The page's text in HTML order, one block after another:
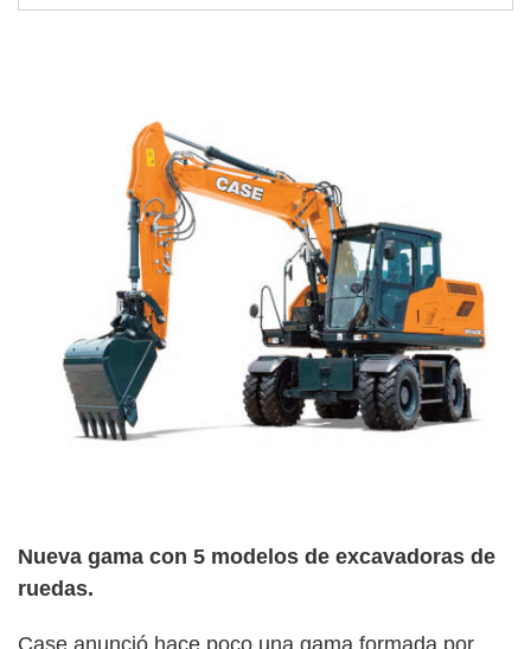
Nueva gama con 5 modelos de excavadoras de
ruedas.
Case anunció hace poco una gama formada por